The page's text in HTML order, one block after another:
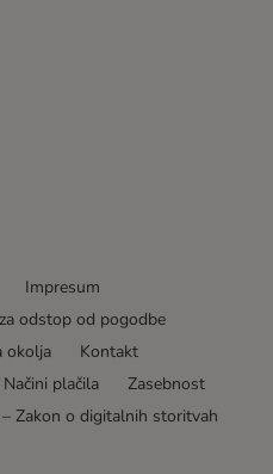
Impresum
odstop od pogodbe
okolja
Kontakt
Načini plačila
Zasebnost
Zakon o digitalnih storitvah